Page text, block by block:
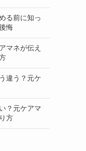
る前に知っ
悔
マネが伝え
違う？元ケ
？元ケアマ
方